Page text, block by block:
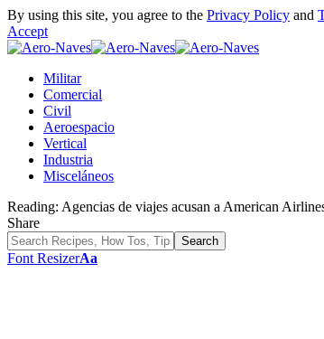
By using this site, you agree to the Privacy Policy and
Accept
Militar
Comercial
Civil
Aeroespacio
Vertical
Industria
Misceláneos
Reading: Agencias de viajes acusan a American
Share
Font ResizerAa